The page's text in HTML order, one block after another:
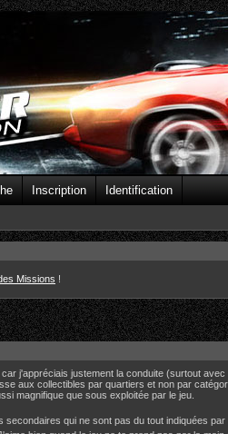
Inscription Identification
Missions !
j'appréciais justement la conduite (surtout
aux collectibles par quartiers et non par
magnifique que sous exploitée par le jeu.
qui ne sont pas du tout indiquées